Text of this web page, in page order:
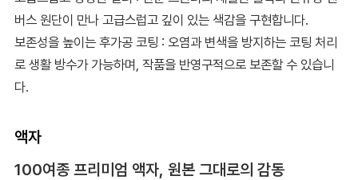
버스 원단이 만나 고급스럽고 깊이 있는 색감을 구현합니다.
보존성을 높이는 후가공 코팅 : 오염과 변색을 방지하는 코팅 처리
로 생활 방수가 가능하며, 작품을 반영구적으로 보존할 수 있습니
다.
액자
100여종 프리미엄 액자, 원본 그대로의 감동